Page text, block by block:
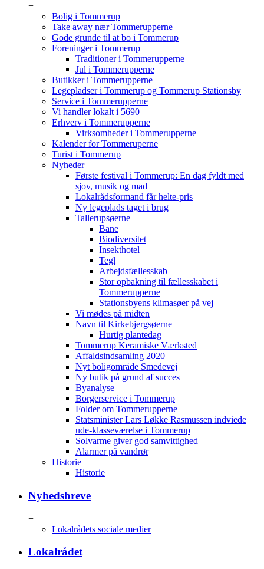
+
Bolig i Tommerup
Take away nær Tommerupperne
Gode grunde til at bo i Tommerup
Foreninger i Tommerup
Traditioner i Tommerupperne
Jul i Tommerupperne
Butikker i Tommerupperne
Legepladser i Tommerup og Tommerup Stationsby
Service i Tommerupperne
Vi handler lokalt i 5690
Erhverv i Tommerupperne
Virksomheder i Tommerupperne
Kalender for Tommeruperne
Turist i Tommerup
Nyheder
Første festival i Tommerup: En dag fyldt med
sjov, musik og mad
Lokalrådsformand får helte-pris
Ny legeplads taget i brug
Tallerupsøerne
Bane
Biodiversitet
Insekthotel
Tegl
Arbejdsfællesskab
Stor opbakning til fællesskabet i
Tommerupperne
Stationsbyens klimasøer på vej
Vi mødes på midten
Navn til Kirkebjergsøerne
Hurtig plantedag
Tommerup Keramiske Værksted
Affaldsindsamling 2020
Nyt boligområde Smedevej
Ny butik på grund af succes
Byanalyse
Borgerservice i Tommerup
Folder om Tommerupperne
Statsminister Lars Løkke Rasmussen indviede
ude-klasseværelse i Tommerup
Solvarme giver god samvittighed
Alarmer på vandrør
Historie
Historie
Nyhedsbreve
+
Lokalrådets sociale medier
Lokalrådet